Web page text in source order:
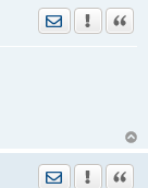
Отправить
Отправить